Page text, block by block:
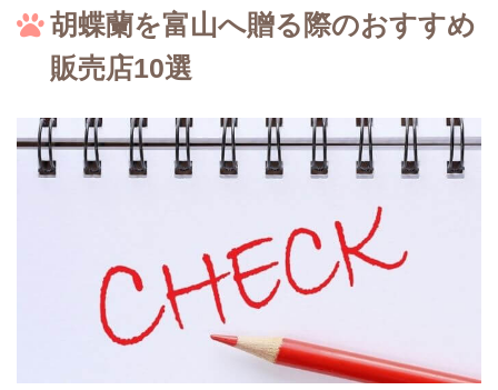
胡蝶蘭を富山へ贈る際のおすすめ
販売店10選